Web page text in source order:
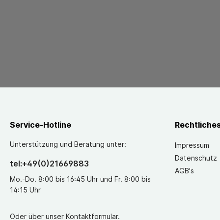
Service-Hotline
Unterstützung und Beratung unter:
tel:+49(0)21669883
Mo.-Do. 8:00 bis 16:45 Uhr und Fr. 8:00 bis
14:15 Uhr
Oder über unser Kontaktformular.
Impressum
Datenschutz
AGB's